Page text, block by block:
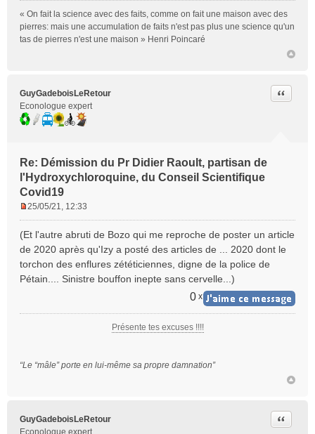
u
« On fait la science avec des faits, comme on fait une maison avec des
pierres: mais une accumulation de faits n'est pas plus une science qu'un
tas de pierres n'est une maison » Henri Poincaré
GuyGadeboisLeRetour
Econologue expert
Re: Démission du Pr Didier Raoult, partisan de
l'Hydroxychloroquine, du Conseil Scientifique
Covid19
Citer
s
s
a
g
o
25/05/21, 12:33
(Et l'autre abruti de Bozo qui me reproche de poster un article
de 2020 après qu'Izy a posté des articles de ... 2020 dont le
torchon des enflures zététiciennes, digne de la police de
Pétain.... Sinistre bouffon inepte sans cervelle...)
0 x
Présente tes excuses !!!!
“Le “mâle” porte en lui-même sa propre damnation”
GuyGadeboisLeRetour
Econologue expert
Citer